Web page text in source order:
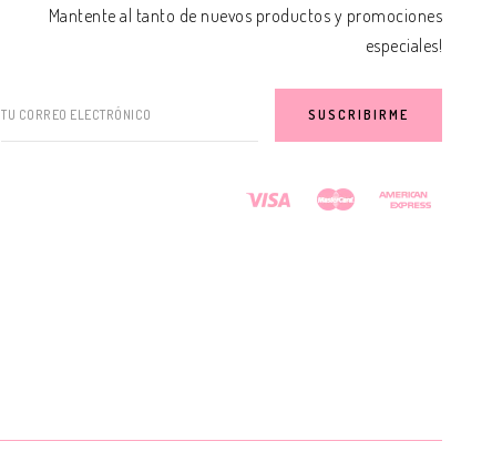
Mantente al tanto de nuevos productos y promociones
especiales!
TU CORREO ELECTRÓNICO